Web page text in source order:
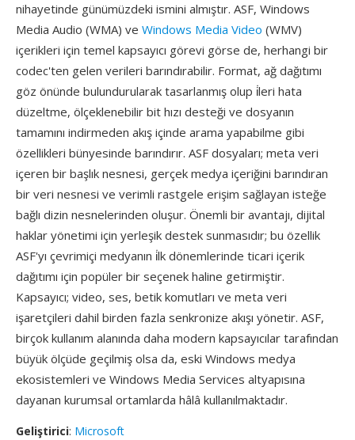
nihayetinde günümüzdeki ismini almıştır. ASF, Windows
Media Audio (WMA) ve Windows Media Video (WMV)
içerikleri için temel kapsayıcı görevi görse de, herhangi bir
codec'ten gelen verileri barındırabilir. Format, ağ dağıtımı
göz önünde bulundurularak tasarlanmış olup i̇leri hata
düzeltme, ölçeklenebilir bit hızı desteği ve dosyanın
tamamını indirmeden akış içinde arama yapabilme gibi
özellikleri bünyesinde barındırır. ASF dosyaları; meta veri
içeren bir başlık nesnesi, gerçek medya içeriğini barındıran
bir veri nesnesi ve verimli rastgele erişim sağlayan isteğe
bağlı dizin nesnelerinden oluşur. Önemli bir avantajı, dijital
haklar yönetimi için yerleşik destek sunmasıdır; bu özellik
ASF'yı çevrimiçi medyanın i̇lk dönemlerinde ticari içerik
dağıtımı için popüler bir seçenek haline getirmiştir.
Kapsayıcı; video, ses, betik komutları ve meta veri
işaretçileri dahil birden fazla senkronize akışı yönetir. ASF,
birçok kullanım alanında daha modern kapsayıcılar tarafından
büyük ölçüde geçilmiş olsa da, eski Windows medya
ekosistemleri ve Windows Media Services altyapısına
dayanan kurumsal ortamlarda hâlâ kullanılmaktadır.
Geliştirici: Microsoft